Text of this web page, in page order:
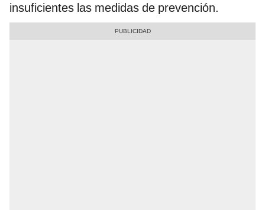
insuficientes las medidas de prevención.